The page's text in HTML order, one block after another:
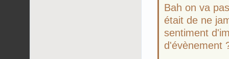
Bah on va
était de ne
sentiment
d'évènement